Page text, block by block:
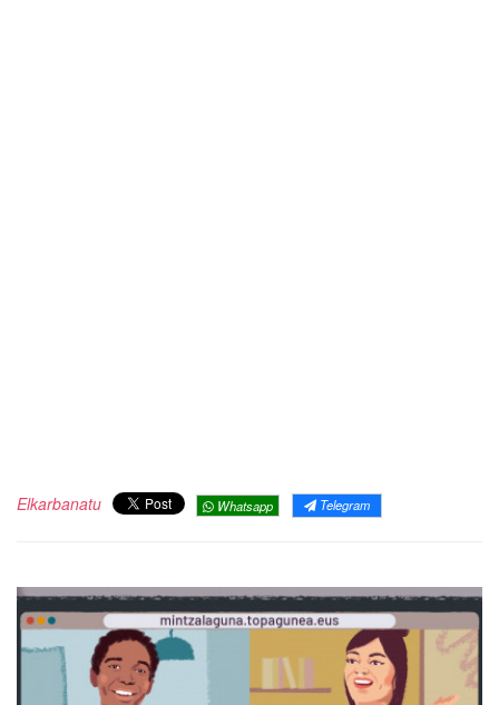
Elkarbanatu Whatsapp Telegram